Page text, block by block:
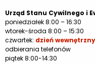
Urząd Stanu Cywilnego i
poniedziałek 8:00 – 16:30
wtorek-środa 8:00 – 15:30
czwartek: dzień wewnętrzny
odbierania telefonów
piątek 8:00-14:30